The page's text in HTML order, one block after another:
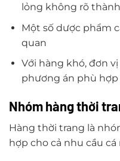
lỏng không rõ
Một số dược phẩm
quan
Với hàng khó, đơn
phương án phù
Nhóm hàng thời
Hàng thời trang là
hợp cho cả nhu cầu